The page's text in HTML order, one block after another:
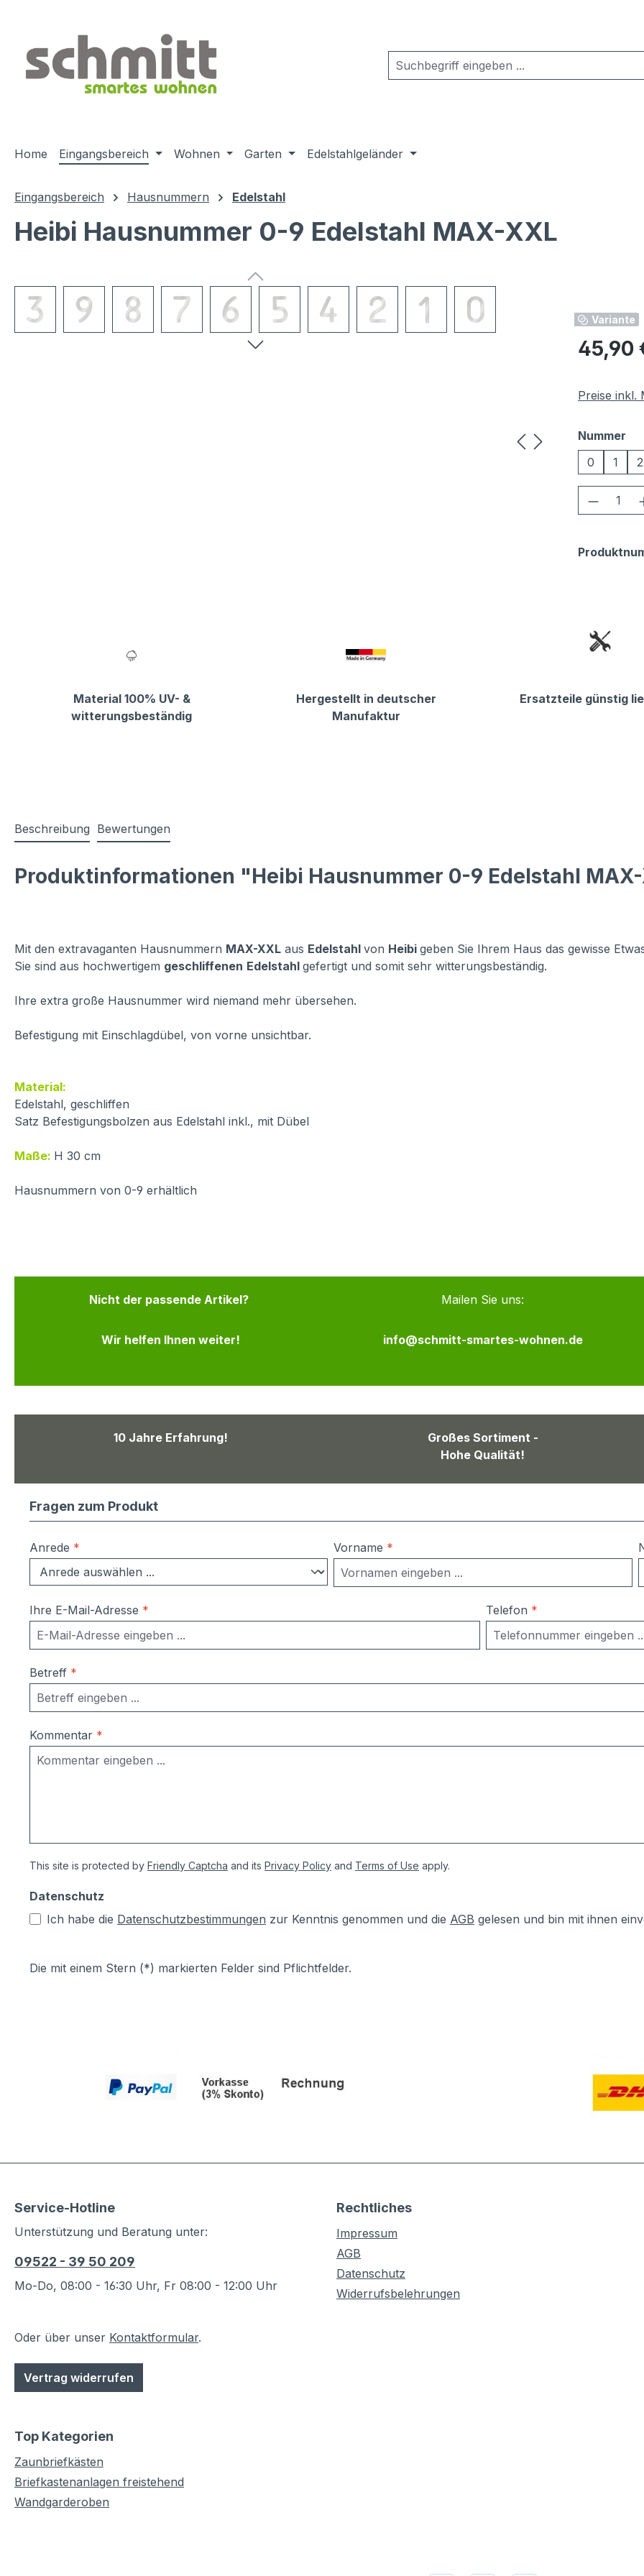
Home Eingangsbereich Wohnen Garten Edelstahlgeländer
Eingangsbereich Hausnummern Edelstahl
Heibi Hausnummer 0-9 Edelstahl MAX-XXL
Variante
Regulärer
45,90
Preise inkl.
Nummer
0
1 2
Material 100% UV- &
witterungsbeständig
Hergestellt in deutscher
Manufaktur
Ersatzteile günstig
Beschreibung Bewertungen
Produktinformationen "Heibi Hausnummer 0-9 Edelstahl
Mit den extravaganten Hausnummern MAX-XXL aus Edelstahl von Heibi geben Sie Ihrem Haus das gewisse
Sie sind aus hochwertigem geschliffenen Edelstahl gefertigt und somit sehr witterungsbeständig.
Ihre extra große Hausnummer wird niemand mehr übersehen.
Befestigung mit Einschlagdübel, von vorne unsichtbar.
Material:
Edelstahl, geschliffen
Satz Befestigungsbolzen aus Edelstahl inkl., mit Dübel
Maße: H 30 cm
Hausnummern von 0-9 erhältlich
Nicht der passende Artikel?
Wir helfen Ihnen weiter!
Mailen Sie uns:
info@schmitt-smartes-wohnen.de
10 Jahre Erfahrung!
Großes Sortiment -
Hohe Qualität!
Fragen zum Produkt
Anrede * Vorname *
Ihre E-Mail-Adresse * Telefon *
Betreff *
Kommentar *
This site is protected by Friendly Captcha and its Privacy Policy and Terms of Use apply.
Datenschutz
Ich habe die Datenschutzbestimmungen zur Kenntnis genommen und die AGB gelesen und bin mit ihnen
Die mit einem Stern (*) markierten Felder sind Pflichtfelder.
Service-Hotline
Unterstützung und Beratung unter:
09522 - 39 50 209
Mo-Do, 08:00 - 16:30 Uhr, Fr 08:00 - 12:00 Uhr
Oder über unser Kontaktformular.
Vertrag widerrufen
Rechtliches
Impressum
AGB
Datenschutz
Widerrufsbelehrungen
Top Kategorien
Zaunbriefkästen
Briefkastenanlagen freistehend
Wandgarderoben